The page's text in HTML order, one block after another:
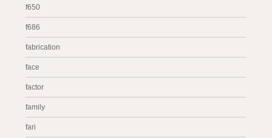
f650
f686
fabrication
face
factor
family
fari